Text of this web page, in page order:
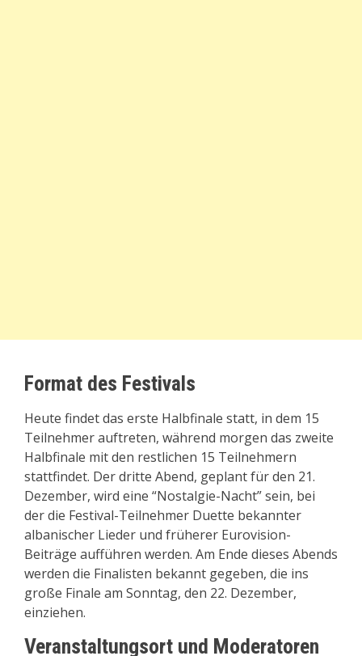
Format des Festivals
Heute findet das erste Halbfinale statt, in dem 15
Teilnehmer auftreten, während morgen das zweite
Halbfinale mit den restlichen 15 Teilnehmern
stattfindet. Der dritte Abend, geplant für den 21.
Dezember, wird eine “Nostalgie-Nacht” sein, bei
der die Festival-Teilnehmer Duette bekannter
albanischer Lieder und früherer Eurovision-
Beiträge aufführen werden. Am Ende dieses Abends
werden die Finalisten bekannt gegeben, die ins
große Finale am Sonntag, den 22. Dezember,
einziehen.
Veranstaltungsort und Moderatoren